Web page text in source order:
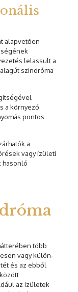
alapvetően
lelassult a
szindróma
a környező
pontos
a
vagy ízületi
hasonló
több
vagy külön-
és az ebből
az ízületek